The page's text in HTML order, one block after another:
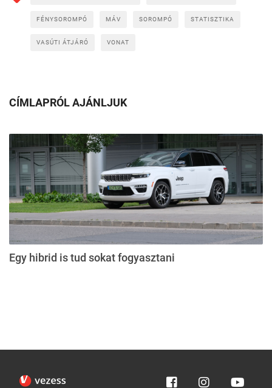
FÉNYSOROMPÓ MÁV SOROMPÓ STATISZTIKA
VASÚTI ÁTJÁRÓ VONAT
CÍMLAPRÓL AJÁNLJUK
Egy hibrid is tud sokat fogyasztani